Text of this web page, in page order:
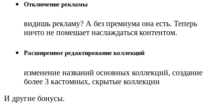
Отключение рекламы
видишь рекламу? А без премиума она есть. Теперь
ничто не помешает наслаждаться контентом.
Расширенное редактирование коллекций
изменение названий основных коллекций, создание
более 3 кастомных, скрытые коллекции
И другие бонусы.